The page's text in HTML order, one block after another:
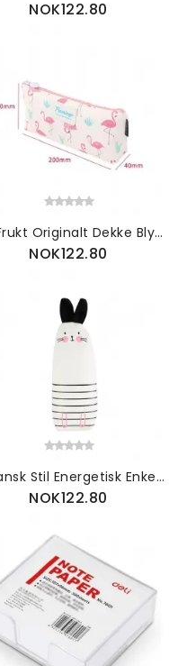
NOK122.80
Blå Frukt Originalt Dekke Blyantveske Søtt Mønster Polyesterfiber Og Lerret Penneveske Med Stor Kapasitet
NOK122.80
Japansk Stil Energetisk Enkel Søt Blyantvesker Kaninform Penneveske Med Pu-materiale
NOK122.80